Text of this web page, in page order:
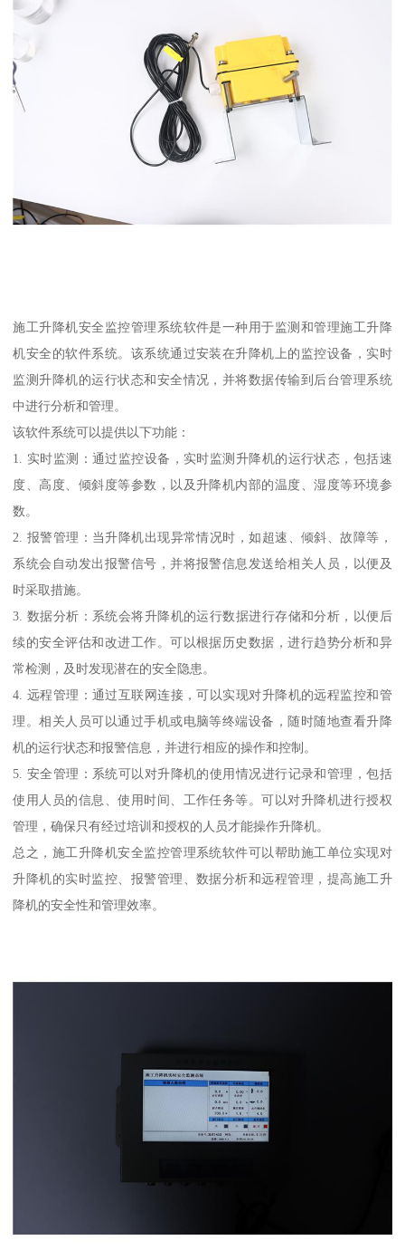
施工升降机安全监控管理系统软件是一种用于监测和管理施工升降
机安全的软件系统。该系统通过安装在升降机上的监控设备，实时
监测升降机的运行状态和安全情况，并将数据传输到后台管理系统
中进行分析和管理。
该软件系统可以提供以下功能：
1. 实时监测：通过监控设备，实时监测升降机的运行状态，包括速
度、高度、倾斜度等参数，以及升降机内部的温度、湿度等环境参
数。
2. 报警管理：当升降机出现异常情况时，如超速、倾斜、故障等，
系统会自动发出报警信号，并将报警信息发送给相关人员，以便及
时采取措施。
3. 数据分析：系统会将升降机的运行数据进行存储和分析，以便后
续的安全评估和改进工作。可以根据历史数据，进行趋势分析和异
常检测，及时发现潜在的安全隐患。
4. 远程管理：通过互联网连接，可以实现对升降机的远程监控和管
理。相关人员可以通过手机或电脑等终端设备，随时随地查看升降
机的运行状态和报警信息，并进行相应的操作和控制。
5. 安全管理：系统可以对升降机的使用情况进行记录和管理，包括
使用人员的信息、使用时间、工作任务等。可以对升降机进行授权
管理，确保只有经过培训和授权的人员才能操作升降机。
总之，施工升降机安全监控管理系统软件可以帮助施工单位实现对
升降机的实时监控、报警管理、数据分析和远程管理，提高施工升
降机的安全性和管理效率。